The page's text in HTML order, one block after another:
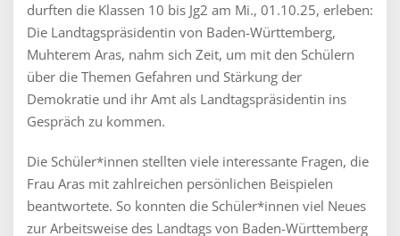
durften die Klassen 10 bis Jg2 am Mi., 01.10.25, erleben:
Die Landtagspräsidentin von Baden-Württemberg,
Muhterem Aras, nahm sich Zeit, um mit den Schülern
über die Themen Gefahren und Stärkung der
Demokratie und ihr Amt als Landtagspräsidentin ins
Gespräch zu kommen.
Die Schüler*innen stellten viele interessante Fragen, die
Frau Aras mit zahlreichen persönlichen Beispielen
beantwortete. So konnten die Schüler*innen viel Neues
zur Arbeitsweise des Landtags von Baden-Württemberg